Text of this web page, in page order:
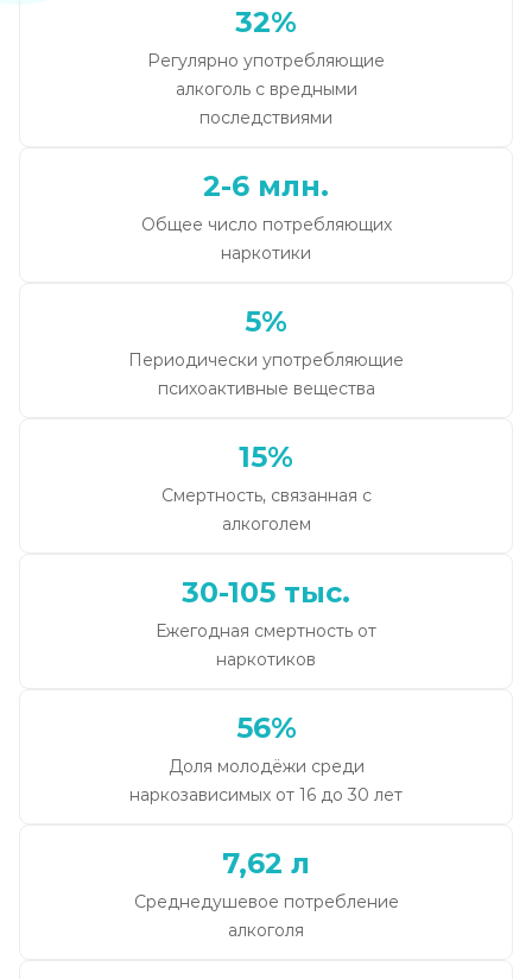
32%
Регулярно употребляющие
алкоголь с вредными
последствиями
2-6 млн.
Общее число потребляющих
наркотики
5%
Периодически употребляющие
психоактивные вещества
15%
Смертность, связанная с
алкоголем
30-105 тыс.
Ежегодная смертность от
наркотиков
56%
Доля молодёжи среди
наркозависимых от 16 до 30 лет
7,62 л
Среднедушевое потребление
алкоголя